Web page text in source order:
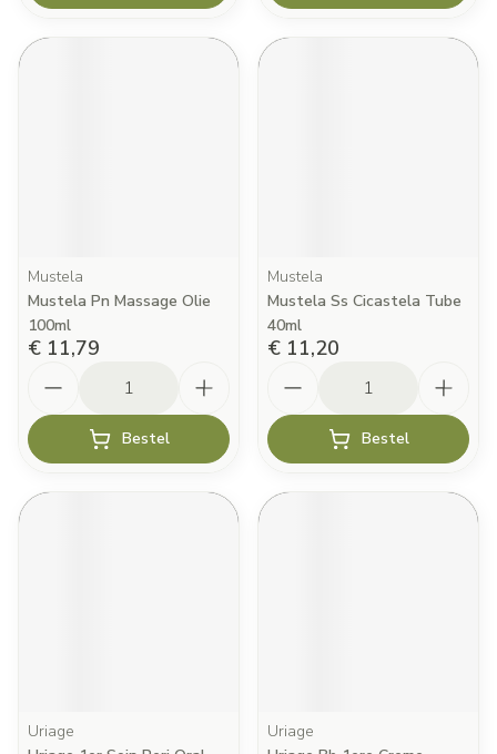
Mustela
Mustela Pn Massage Olie
100ml
€ 11,79
Bestel
Mustela
Mustela Ss Cicastela Tube
40ml
€ 11,20
Bestel
Uriage
Uriage